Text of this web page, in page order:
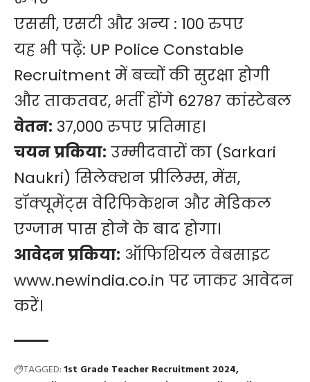
एससी, एसटी और अन्य : 100 रुपए
यह भी पढ़ें: UP Police Constable
Recruitment में बच्चों की सुरक्षा होगी
और ताकतवर, भर्ती होंगे 62787 कांस्टेबल
वेतन: 37,000 रुपए प्रतिमाह।
चयन प्रकिया: उम्मीदवारों का (Sarkari
Naukri) सिलेक्शन प्रीलिम्स, मेंस,
डॉक्यूमेंट्स वेरिफिकेशन और मेडिकल
एग्जाम पास होने के बाद होगा।
आवेदन प्रकिया: ऑफिशियल वेबसाइट
www.newindia.co.in पर जाकर आवेदन
करें।
TAGGED:1st Grade Teacher Recruitment 2024